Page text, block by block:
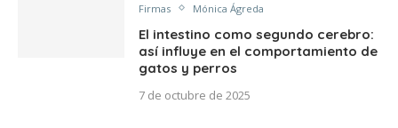
Firmas
Mónica Ágreda
El intestino como segundo cerebro:
así influye en el comportamiento de
gatos y perros
7 de octubre de 2025